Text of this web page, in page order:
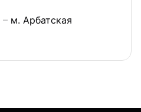
м. Арбатская